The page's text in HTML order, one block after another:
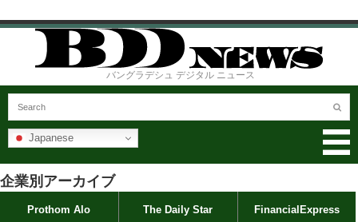
バングラデシュ デジタル ニュース
Japanese
企業別アーカイブ
Prothom Alo The Daily Star FinancialExpress